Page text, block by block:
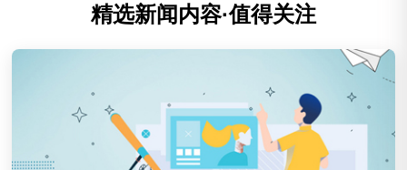
精选新闻内容·值得关注